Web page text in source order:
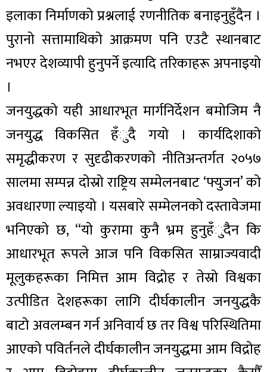
इलाका निर्माणको प्रश्नलाई रणनीतिक बनाइनुहुँदैन ।
पुरानो सत्तामाथिको आक्रमण पनि एउटै स्थानबाट
नभएर देशव्यापी हुनुपर्ने इत्यादि तरिकाहरू अपनाइयो
।
जनयुद्धको यही आधारभूत मार्गनिर्देशन बमोजिम नै
जनयुद्ध विकसित हँुदै गयो । कार्यदिशाको
समृद्धीकरण र सुदृढीकरणको नीतिअन्तर्गत २०५७
सालमा सम्पन्न दोस्रो राष्ट्रिय सम्मेलनबाट ‘फ्युजन’ को
अवधारणा ल्याइयो । यसबारे सम्मेलनको दस्तावेजमा
भनिएको छ, “यो कुरामा कुनै भ्रम हुनुहँुदैन कि
आधारभूत रूपले आज पनि विकसित साम्राज्यवादी
मूलुकहरूका निमित्त आम विद्रोह र तेस्रो विश्वका
उत्पीडित देशहरूका लागि दीर्घकालीन जनयुद्धकै
बाटो अवलम्बन गर्न अनिवार्य छ तर विश्व परिस्थितिमा
आएको पविर्तनले दीर्घकालीन जनयुद्धमा आम विद्रोह